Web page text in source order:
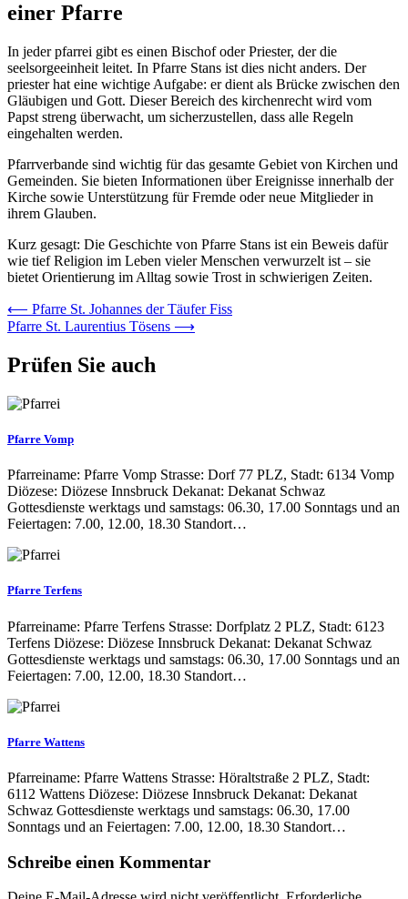
einer Pfarre
In jeder pfarrei gibt es einen Bischof oder Priester, der die
seelsorgeeinheit leitet. In Pfarre Stans ist dies nicht anders. Der
priester hat eine wichtige Aufgabe: er dient als Brücke zwischen den
Gläubigen und Gott. Dieser Bereich des kirchenrecht wird vom
Papst streng überwacht, um sicherzustellen, dass alle Regeln
eingehalten werden.
Pfarrverbande sind wichtig für das gesamte Gebiet von Kirchen und
Gemeinden. Sie bieten Informationen über Ereignisse innerhalb der
Kirche sowie Unterstützung für Fremde oder neue Mitglieder in
ihrem Glauben.
Kurz gesagt: Die Geschichte von Pfarre Stans ist ein Beweis dafür
wie tief Religion im Leben vieler Menschen verwurzelt ist – sie
bietet Orientierung im Alltag sowie Trost in schwierigen Zeiten.
Beitrags-
Navigation
⟵ Pfarre St. Johannes der Täufer Fiss
Pfarre St. Laurentius Tösens ⟶
Prüfen Sie auch
Pfarre Vomp
Pfarreiname: Pfarre Vomp Strasse: Dorf 77 PLZ, Stadt: 6134 Vomp
Diözese: Diözese Innsbruck Dekanat: Dekanat Schwaz
Gottesdienste werktags und samstags: 06.30, 17.00 Sonntags und an
Feiertagen: 7.00, 12.00, 18.30 Standort…
Pfarre Terfens
Pfarreiname: Pfarre Terfens Strasse: Dorfplatz 2 PLZ, Stadt: 6123
Terfens Diözese: Diözese Innsbruck Dekanat: Dekanat Schwaz
Gottesdienste werktags und samstags: 06.30, 17.00 Sonntags und an
Feiertagen: 7.00, 12.00, 18.30 Standort…
Pfarre Wattens
Pfarreiname: Pfarre Wattens Strasse: Höraltstraße 2 PLZ, Stadt:
6112 Wattens Diözese: Diözese Innsbruck Dekanat: Dekanat
Schwaz Gottesdienste werktags und samstags: 06.30, 17.00
Sonntags und an Feiertagen: 7.00, 12.00, 18.30 Standort…
Schreibe einen Kommentar